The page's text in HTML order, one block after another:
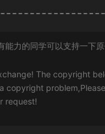
力的同学可以支持一下
The copyright
copyright
request!